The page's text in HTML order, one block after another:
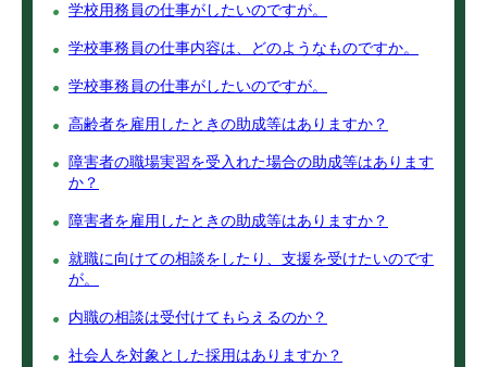
学校用務員の仕事がしたいのですが。
学校事務員の仕事内容は、どのようなものですか。
学校事務員の仕事がしたいのですが。
高齢者を雇用したときの助成等はありますか？
障害者の職場実習を受入れた場合の助成等はあります
か？
障害者を雇用したときの助成等はありますか？
就職に向けての相談をしたり、支援を受けたいのです
が。
内職の相談は受付けてもらえるのか？
社会人を対象とした採用はありますか？